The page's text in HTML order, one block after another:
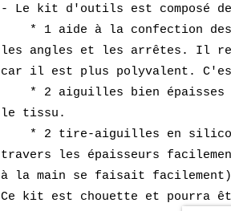
- Le kit d'outils est composé
* 1 aide à la confection des
les angles et les arrêtes. Il
car il est plus polyvalent.
* 2 aiguilles bien épaisses
le tissu.
* 2 tire-aiguilles en
travers les épaisseurs
à la main se faisait facilement)
Ce kit est chouette et pourra